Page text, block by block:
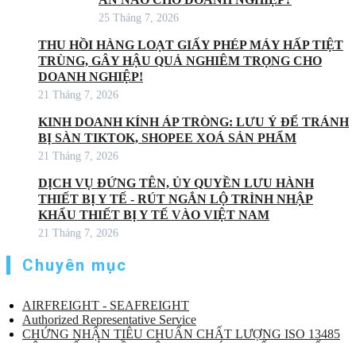
25 Tháng 7, 2026
THU HỒI HÀNG LOẠT GIẤY PHÉP MÁY HẤP TIỆT
TRÙNG, GÂY HẬU QUẢ NGHIÊM TRỌNG CHO
DOANH NGHIỆP!
21 Tháng 7, 2026
KINH DOANH KÍNH ÁP TRÒNG: LƯU Ý ĐỂ TRÁNH
BỊ SÀN TIKTOK, SHOPEE XOÁ SẢN PHẨM
21 Tháng 7, 2026
DỊCH VỤ ĐỨNG TÊN, ỦY QUYỀN LƯU HÀNH
THIẾT BỊ Y TẾ - RÚT NGẮN LỘ TRÌNH NHẬP
KHẨU THIẾT BỊ Y TẾ VÀO VIỆT NAM
21 Tháng 7, 2026
Chuyên mục
AIRFREIGHT - SEAFREIGHT
Authorized Representative Service
CHỨNG NHẬN TIÊU CHUẨN CHẤT LƯỢNG ISO 13485